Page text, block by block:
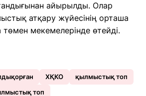
айырылды. Олар
атқару жүйесінің орташа
мекемелерінде өтейді.
ХҚКО
қылмыстық топ
топ